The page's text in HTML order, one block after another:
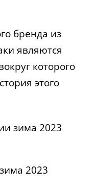
бренда из
являются
которого
этого